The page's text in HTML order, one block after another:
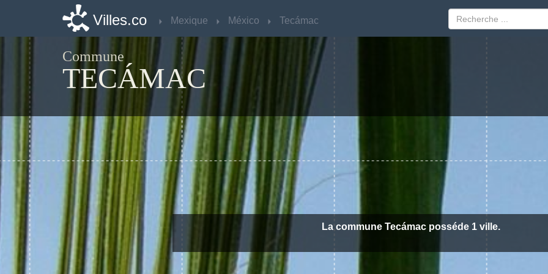
Villes.co Mexique México Tecámac
Commune
TECÁMAC
La commune Tecámac posséde 1 ville.
Villes.co Mexique México Tecámac